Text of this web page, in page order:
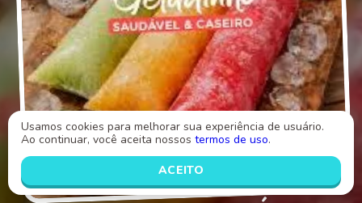
Usamos cookies para melhorar sua experiência de usuário.
Ao continuar, você aceita nossos termos de uso.
ACEITO